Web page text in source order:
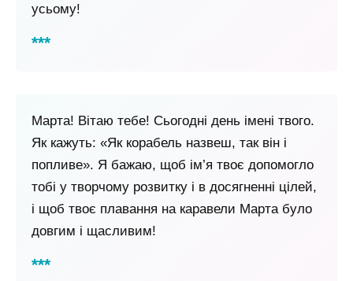
усьому!
Марта! Вітаю тебе! Сьогодні день імені твого.
Як кажуть: «Як корабель назвеш, так він і
попливе». Я бажаю, щоб ім’я твоє допомогло
тобі у творчому розвитку і в досягненні цілей,
і щоб твоє плавання на каравели Марта було
довгим і щасливим!